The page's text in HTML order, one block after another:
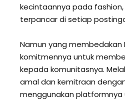
kecintaannya pada fashion,
terpancar di setiap
Namun yang membedakan
komitmennya untuk
kepada komunitasnya.
amal dan kemitraan
menggunakan platformnya